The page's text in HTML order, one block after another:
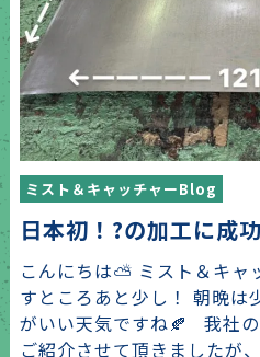
ミスト＆キャッチャーBlog
日本初！?の加工に成
こんにちは⛅ ミスト＆キ
すところあと少し！ 朝晩は
がいい天気ですね🍂 我社
ご紹介させて頂きましたが